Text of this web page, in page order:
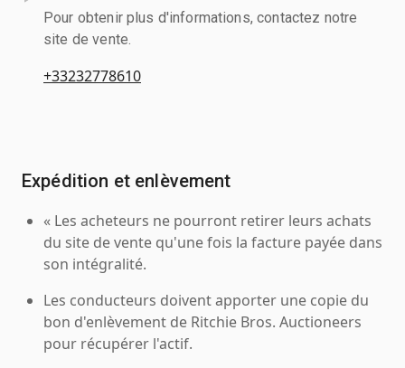
Pour obtenir plus d'informations, contactez notre
site de vente.
+33232778610
Expédition et enlèvement
« Les acheteurs ne pourront retirer leurs achats
du site de vente qu'une fois la facture payée dans
son intégralité.
Les conducteurs doivent apporter une copie du
bon d'enlèvement de Ritchie Bros. Auctioneers
pour récupérer l'actif.